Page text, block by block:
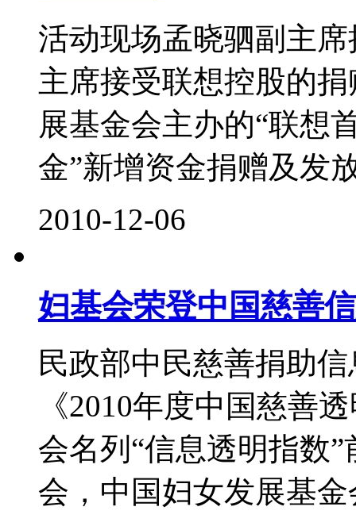
活动现场孟晓驷副主
主席接受联想控股的
展基金会主办的“联想
金”新增资金捐赠及发
2010-12-06
妇基会荣登中国慈善
民政部中民慈善捐助
《2010年度中国慈善
会名列“信息透明指数
会，中国妇女发展基